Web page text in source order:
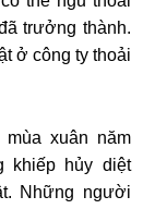
trưởng thành.
ở công ty thoải
xuân năm
khiếp hủy diệt
Những người